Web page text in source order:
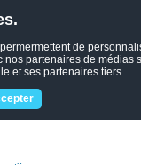
de
partenaires de
et ses partenaires tiers.